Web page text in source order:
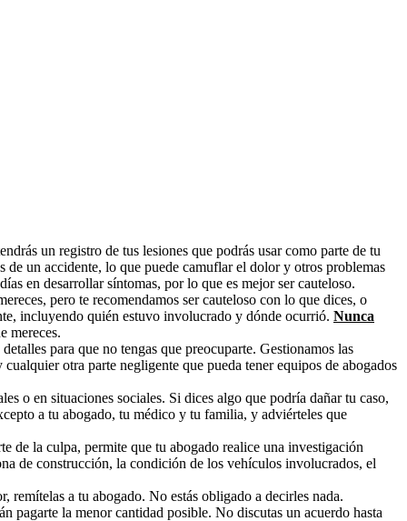
un registro de tus lesiones que podrás usar como parte de tu
de un accidente, lo que puede camuflar el dolor y otros problemas
en desarrollar síntomas, por lo que es mejor ser cauteloso.
pero te recomendamos ser cauteloso con lo que dices, o
incluyendo quién estuvo involucrado y dónde ocurrió. Nunca
mereces.
para que no tengas que preocuparte. Gestionamos las
otra parte negligente que pueda tener equipos de abogados
o en situaciones sociales. Si dices algo que podría dañar tu caso,
a tu abogado, tu médico y tu familia, y adviérteles que
de la culpa, permite que tu abogado realice una investigación
de construcción, la condición de los vehículos involucrados, el
remítelas a tu abogado. No estás obligado a decirles nada.
pagarte la menor cantidad posible. No discutas un acuerdo hasta